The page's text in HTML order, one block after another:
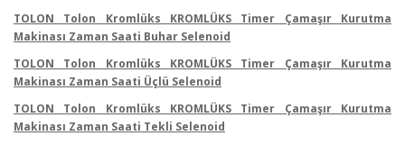
TOLON Tolon Kromlüks KROMLÜKS Timer Çamaşır Kurutma
Makinası Zaman Saati Buhar Selenoid
TOLON Tolon Kromlüks KROMLÜKS Timer Çamaşır Kurutma
Makinası Zaman Saati Üçlü Selenoid
TOLON Tolon Kromlüks KROMLÜKS Timer Çamaşır Kurutma
Makinası Zaman Saati Tekli Selenoid